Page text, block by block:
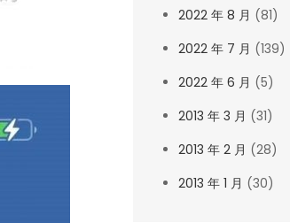
2022 年 8 月 (81)
2022 年 7 月 (139)
2022 年 6 月 (5)
2013 年 3 月 (31)
2013 年 2 月 (28)
2013 年 1 月 (30)